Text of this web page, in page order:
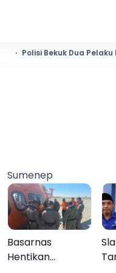
Bekuk Dua Pelaku
Sumenep
Basarnas
Hentikan